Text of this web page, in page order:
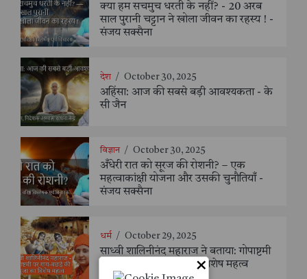
क्या हम सचमुच धरती के नहीं? - 20 अरब
साल पुरानी चट्टान ने खोला जीवन का रहस्य ! -
संजय सक्सैना
देश / October 30, 2025
अहिंसा: आज की सबसे बड़ी आवश्यकता - के
सी जैन
विज्ञान / October 30, 2025
अँधेरी रात को सूरज की रोशनी? – एक
महत्वाकांक्षी योजना और उसकी चुनौतियाँ -
संजय सक्सैना
धर्म / October 29, 2025
साध्वी शालिनीनंद महाराज ने बताया: गोपाष्टमी
पर गाय-बछड़े की पूजा का विशेष महत्व
×